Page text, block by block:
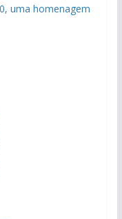
uma homenagem